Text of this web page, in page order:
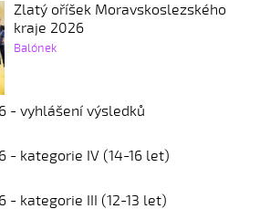
Zlatý oříšek Moravskoslezského
kraje 2026
Balónek
- vyhlášení výsledků
- kategorie IV (14-16 let)
- kategorie III (12-13 let)